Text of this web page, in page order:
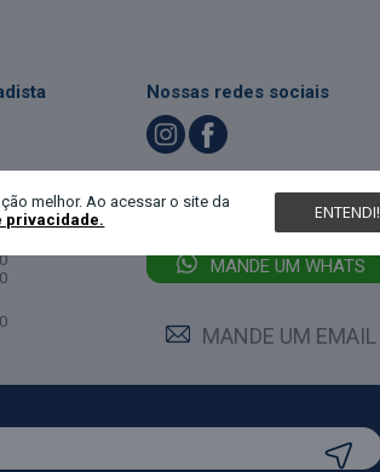
melhor. Ao acessar o site da
privacidade.
ENTENDI!
Nossas redes sociais
LIGUE (47) 3467-5540
MANDE UM WHATS
MANDE UM EMAIL